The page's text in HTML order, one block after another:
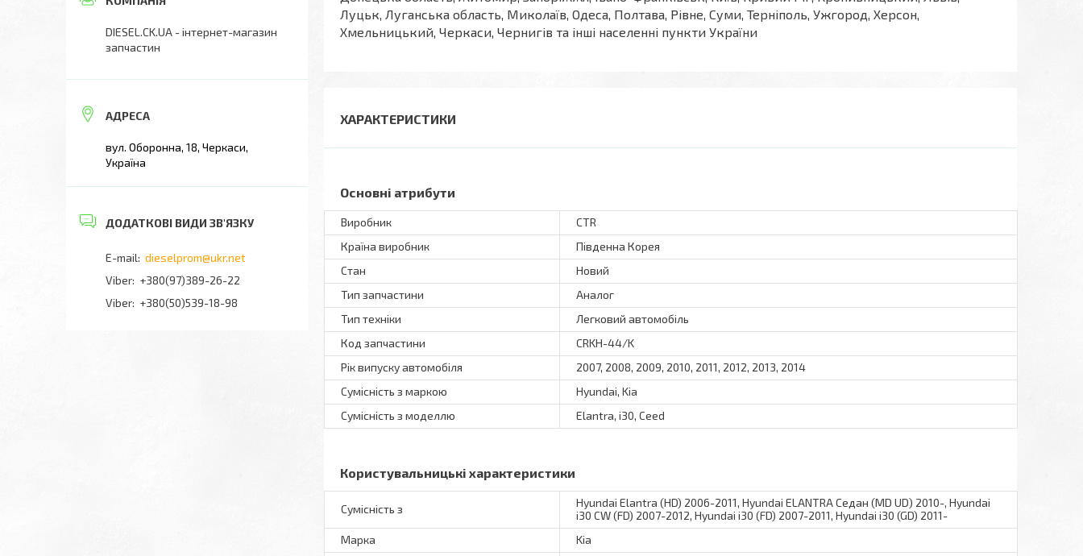
Луцьк, Луганська область, Миколаїв, Одеса, Полтава, Рівне, Суми, Терніполь, Ужгород, Херсон,
Хмельницький, Черкаси, Чернигів та інші населенні пункти України
ХАРАКТЕРИСТИКИ
Основні атрибути
Виробник
CTR
Країна виробник
Південна Корея
Стан
Новий
Тип запчастини
Аналог
Тип техніки
Легковий автомобіль
Код запчастини
CRKH-44/K
Рік випуску автомобіля
2007, 2008, 2009, 2010, 2011, 2012, 2013, 2014
Сумісність з маркою
Hyundai, Kia
Сумісність з моделлю
Elantra, i30, Ceed
Користувальницькі характеристики
Сумісність з
Hyundai Elantra (HD) 2006-2011, Hyundai ELANTRA Седан (MD UD) 2010-, Hyundai
i30 CW (FD) 2007-2012, Hyundai i30 (FD) 2007-2011, Hyundai i30 (GD) 2011-
Марка
Kia
DIESEL.CK.UA - інтернет-магазин
запчастин
вул. Оборонна, 18, Черкаси,
Україна
dieselprom@ukr.net
+380(97)389-26-22
Viber +380(50)539-18-98